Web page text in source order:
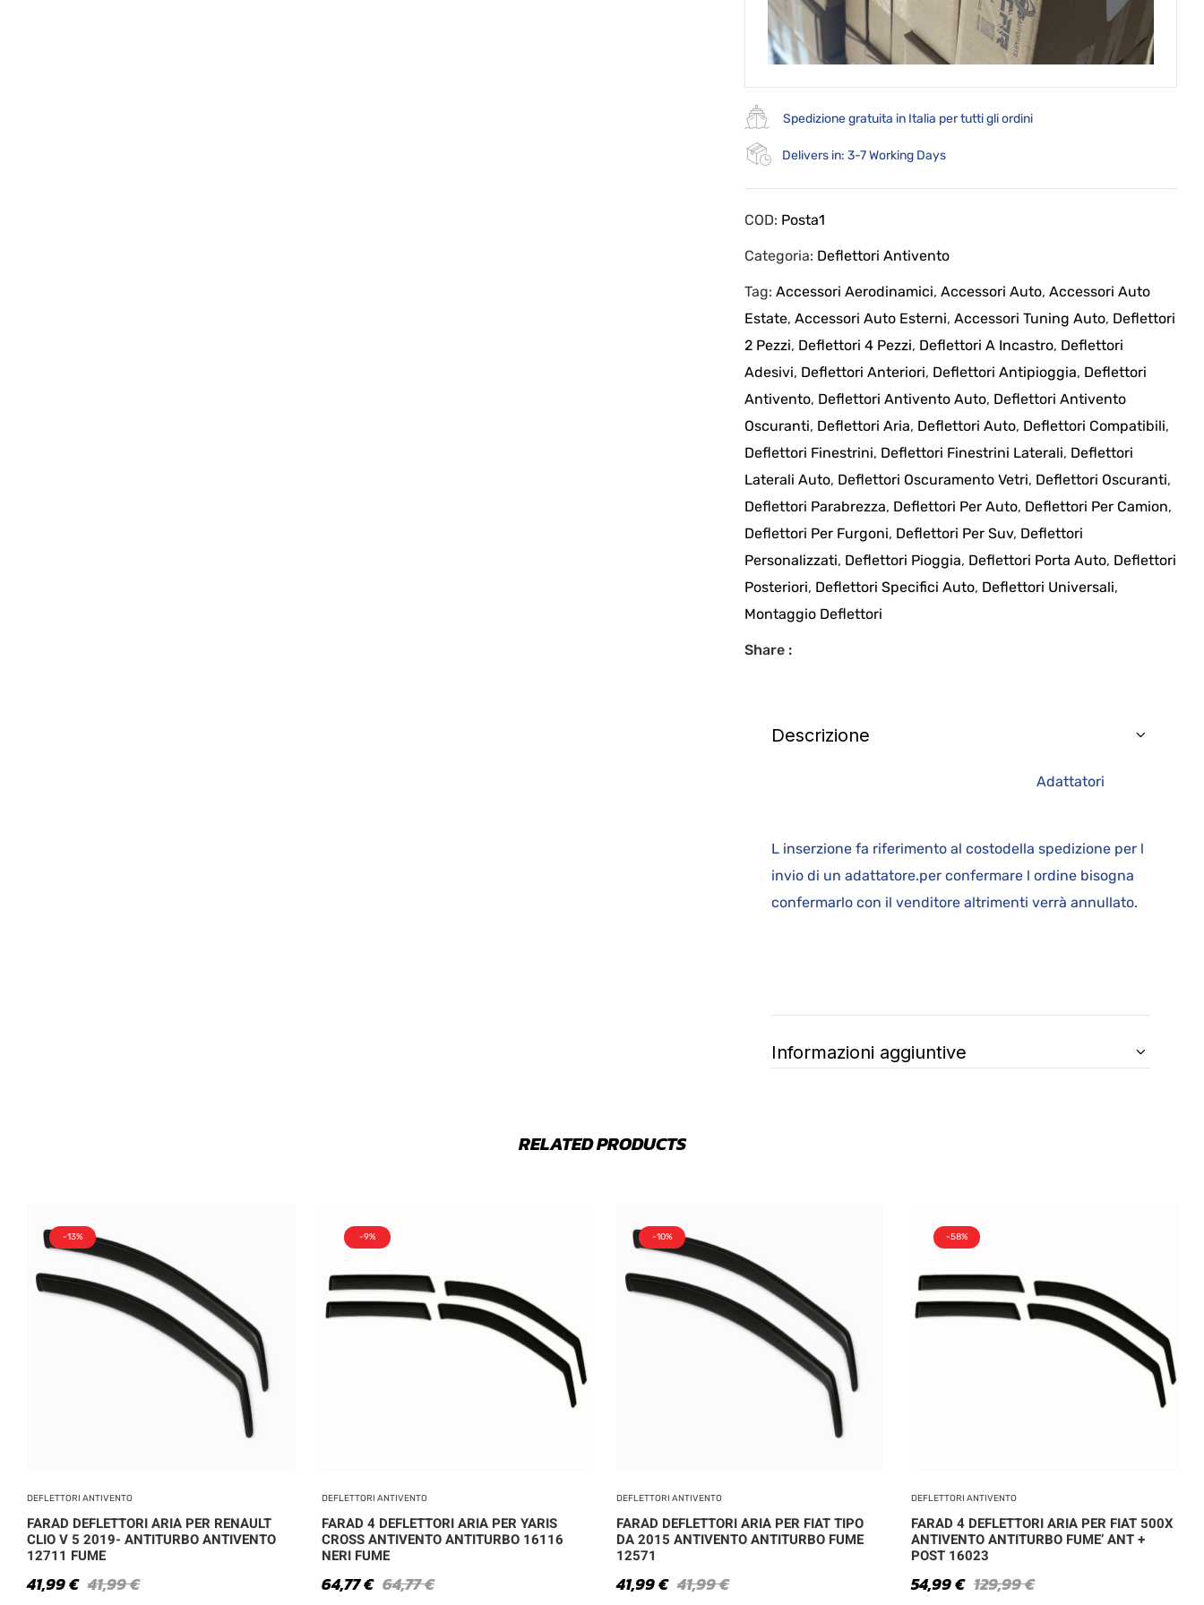
Spedizione gratuita in Italia per tutti gli ordini
Delivers in: 3-7 Working Days
COD: Posta1
Categoria: Deflettori Antivento
Tag:Accessori Aerodinamici,Accessori Auto,Accessori Auto
Estate,Accessori Auto Esterni,Accessori Tuning Auto, Deflettori
2 Pezzi, Deflettori 4 Pezzi, Deflettori A Incastro, Deflettori
Adesivi, Deflettori Anteriori, Deflettori Antipioggia, Deflettori
Antivento, Deflettori Antivento Auto, Deflettori Antivento
Oscuranti, Deflettori Aria, Deflettori Auto, Deflettori Compatibili,
Deflettori Finestrini, Deflettori Finestrini Laterali, Deflettori
Laterali Auto, Deflettori Oscuramento Vetri, Deflettori Oscuranti,
Deflettori Parabrezza, Deflettori Per Auto, Deflettori Per Camion,
Deflettori Per Furgoni, Deflettori Per Suv, Deflettori
Personalizzati, Deflettori Pioggia, Deflettori Porta Auto, Deflettori
Posteriori, Deflettori Specifici Auto, Deflettori Universali,
Montaggio Deflettori
Share :
Descrizione
Adattatori
L inserzione fa riferimento al costodella spedizione per l
invio di un adattatore.per confermare l ordine bisogna
confermarlo con il venditore altrimenti verrà annullato.
Informazioni aggiuntive
RELATED PRODUCTS
-13%
DEFLETTORI ANTIVENTO
FARAD DEFLETTORI ARIA PER RENAULT
CLIO V 5 2019- ANTITURBO ANTIVENTO
12711 FUME
41,99€
41,99€
-9%
DEFLETTORI ANTIVENTO
FARAD 4 DEFLETTORI ARIA PER YARIS
CROSS ANTIVENTO ANTITURBO 16116
NERI FUME
64,77€
64,77€
-10%
DEFLETTORI ANTIVENTO
FARAD DEFLETTORI ARIA PER FIAT TIPO
DA 2015 ANTIVENTO ANTITURBO FUME
12571
41,99€
41,99€
-58%
DEFLETTORI ANTIVENTO
FARAD 4 DEFLETTORI ARIA PER FIAT 500X
ANTIVENTO ANTITURBO FUME’ ANT +
POST 16023
129,99€
54,99€